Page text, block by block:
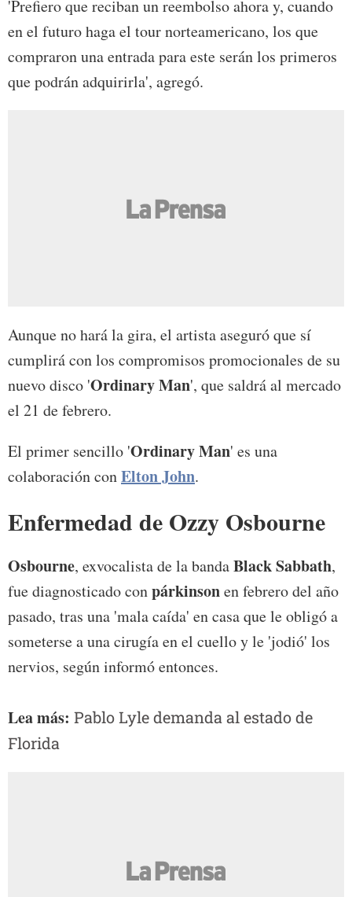
'Prefiero que reciban un reembolso ahora y, cuando
en el futuro haga el tour norteamericano, los que
compraron una entrada para este serán los primeros
que podrán adquirirla', agregó.
Aunque no hará la gira, el artista aseguró que sí
cumplirá con los compromisos promocionales de su
nuevo disco 'Ordinary Man', que saldrá al mercado
el 21 de febrero.
El primer sencillo 'Ordinary Man' es una
colaboración conElton John.
Enfermedad de Ozzy Osbourne
Osbourne, exvocalista de la bandaBlack Sabbath,
fue diagnosticado conpárkinsonen febrero del año
pasado, tras una 'mala caída' en casa que le obligó a
someterse a una cirugía en el cuello y le 'jodió' los
nervios, según informó entonces.
Lea más: Pablo Lyle demanda al estado de
Florida